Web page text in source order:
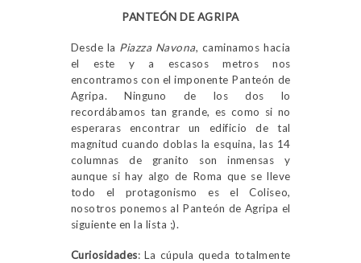
PANTEÓN DE AGRIPA
Desde la Piazza Navona, caminamos hacia
el este y a escasos metros nos
encontramos con el imponente Panteón de
Agripa. Ninguno de los dos lo
recordábamos tan grande, es como si no
esperaras encontrar un edificio de tal
magnitud cuando doblas la esquina, las 14
columnas de granito son inmensas y
aunque si hay algo de Roma que se lleve
todo el protagonismo es el Coliseo,
nosotros ponemos al Panteón de Agripa el
siguiente en la lista ;).
Curiosidades: La cúpula queda totalmente